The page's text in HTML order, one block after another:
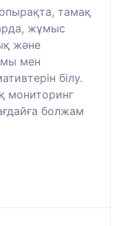
тамақ
жұмыс
және
мен
білу.
мониторинг
болжам